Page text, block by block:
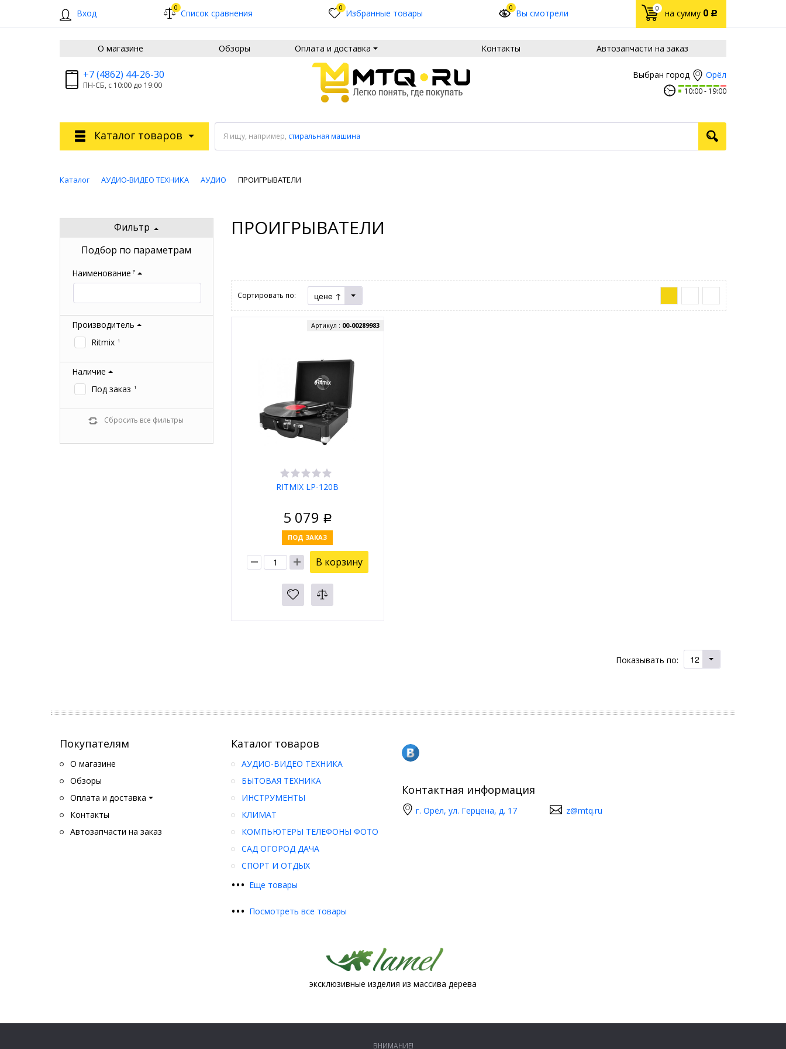
Вход 0 Список сравнения 0 Избранные товары 0 Вы смотрели 0 на сумму 0 Р
О магазине Обзоры Оплата и доставка Контакты Автозапчасти на заказ
Выбран город Орёл
10:00 19:00
+7 (4862) 44-26-30
ПН-СБ, с 10:00 до 19:00
Я ищу, например, стиральная машина
Каталог товаров
Каталог АУДИО-ВИДЕО ТЕХНИКА АУДИО ПРОИГРЫВАТЕЛИ
Фильтр
Подбор по параметрам
Наименование ?
Производитель
Ritmix 1
Наличие
Под заказ
1
Сбросить все фильтры
ПРОИГРЫВАТЕЛИ
Сортировать по: цене ↑
RITMIX LP-120B
Артикул : 00-00289983
5 079 Р
ПОД ЗАКАЗ
В корзину
Показывать по: 12
Покупателям
О магазине
Обзоры
Оплата и доставка
Контакты
Автозапчасти на заказ
Каталог товаров
••• Еще товары
АУДИО-ВИДЕО ТЕХНИКА
БЫТОВАЯ ТЕХНИКА
ИНСТРУМЕНТЫ
КЛИМАТ
КОМПЬЮТЕРЫ ТЕЛЕФОНЫ ФОТО
САД ОГОРОД ДАЧА
СПОРТ И ОТДЫХ
••• Посмотреть все товары
Контактная информация
г. Орёл, ул. Герцена, д. 17 z@mtq.ru
эксклюзивные изделия из массива дерева
ВНИМАНИЕ!